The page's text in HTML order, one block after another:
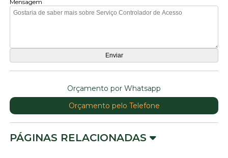
Mensagem
Orçamento por Whatsapp
Orçamento pelo Telefone
PÁGINAS RELACIONADAS